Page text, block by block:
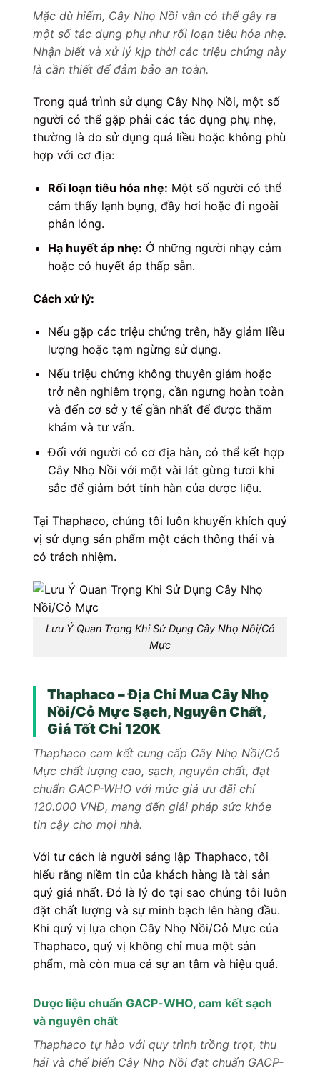
Mặc dù hiếm, Cây Nhọ Nồi vẫn có thể gây ra
một số tác dụng phụ như rối loạn tiêu hóa nhẹ.
Nhận biết và xử lý kịp thời các triệu chứng này
là cần thiết để đảm bảo an toàn.
Trong quá trình sử dụng Cây Nhọ Nồi, một số
người có thể gặp phải các tác dụng phụ nhẹ,
thường là do sử dụng quá liều hoặc không phù
hợp với cơ địa:
Rối loạn tiêu hóa nhẹ: Một số người có thể
cảm thấy lạnh bụng, đầy hơi hoặc đi ngoài
phân lỏng.
Hạ huyết áp nhẹ: Ở những người nhạy cảm
hoặc có huyết áp thấp sẵn.
Cách xử lý:
Nếu gặp các triệu chứng trên, hãy giảm liều
lượng hoặc tạm ngừng sử dụng.
Nếu triệu chứng không thuyên giảm hoặc
trở nên nghiêm trọng, cần ngưng hoàn toàn
và đến cơ sở y tế gần nhất để được thăm
khám và tư vấn.
Đối với người có cơ địa hàn, có thể kết hợp
Cây Nhọ Nồi với một vài lát gừng tươi khi
sắc để giảm bớt tính hàn của dược liệu.
Tại Thaphaco, chúng tôi luôn khuyến khích quý
vị sử dụng sản phẩm một cách thông thái và
có trách nhiệm.
Lưu Ý Quan Trọng Khi Sử Dụng Cây Nhọ Nồi/Cỏ
Mực
Thaphaco – Địa Chỉ Mua Cây Nhọ
Nồi/Cỏ Mực Sạch, Nguyên Chất,
Giá Tốt Chỉ 120K
Thaphaco cam kết cung cấp Cây Nhọ Nồi/Cỏ
Mực chất lượng cao, sạch, nguyên chất, đạt
chuẩn GACP-WHO với mức giá ưu đãi chỉ
120.000 VNĐ, mang đến giải pháp sức khỏe
tin cậy cho mọi nhà.
Với tư cách là người sáng lập Thaphaco, tôi
hiểu rằng niềm tin của khách hàng là tài sản
quý giá nhất. Đó là lý do tại sao chúng tôi luôn
đặt chất lượng và sự minh bạch lên hàng đầu.
Khi quý vị lựa chọn Cây Nhọ Nồi/Cỏ Mực của
Thaphaco, quý vị không chỉ mua một sản
phẩm, mà còn mua cả sự an tâm và hiệu quả.
Dược liệu chuẩn GACP-WHO, cam kết sạch
và nguyên chất
Thaphaco tự hào với quy trình trồng trọt, thu
hái và chế biến Cây Nhọ Nồi đạt chuẩn GACP-